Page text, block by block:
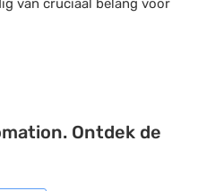
van cruciaal belang voor
Ontdek de